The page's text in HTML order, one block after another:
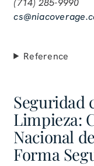
Reference
Seguridad
Limpieza:
Nacional
Forma